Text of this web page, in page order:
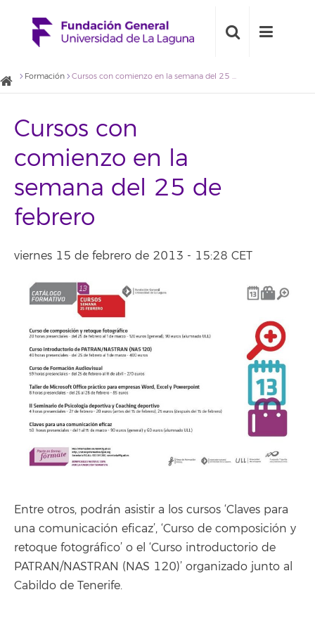
Formación Cursos con comienzo en la semana del 25 de febrero
Cursos con
comienzo en la
semana del 25 de
febrero
viernes 15 de febrero de 2013 - 15:28 CET
Entre otros, podrán asistir a los cursos ‘Claves para
una comunicación eficaz’, ‘Curso de composición y
retoque fotográfico’ o el ‘Curso introductorio de
PATRAN/NASTRAN (NAS 120)’ organizado junto al
Cabildo de Tenerife.